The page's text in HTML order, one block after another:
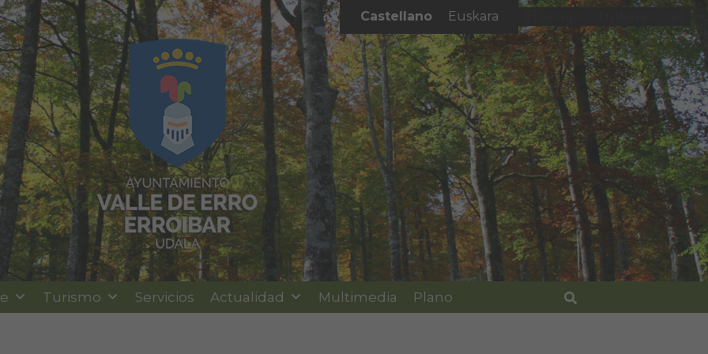
Castellano Euskara
Turismo Servicios Actualidad Multimedia Plano
Buscar